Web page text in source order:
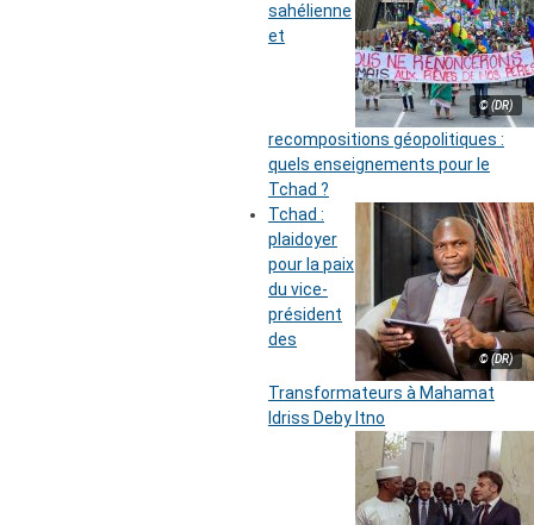
© (DR)
sahélienne
et
recompositions géopolitiques :
quels enseignements pour le
Tchad ?
© (DR)
Tchad :
plaidoyer
pour la paix
du vice-
président
des
Transformateurs à Mahamat
Idriss Deby Itno